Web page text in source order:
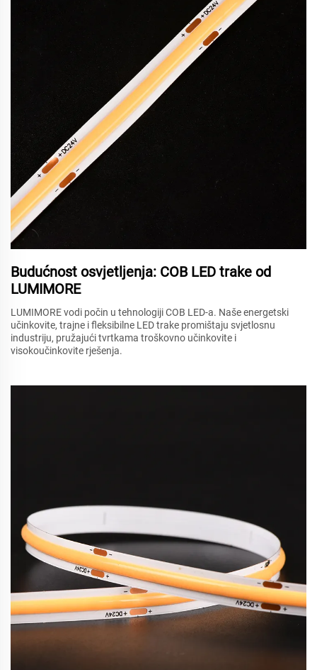
Budućnost osvjetljenja: COB LED trake od
LUMIMORE
LUMIMORE vodi počin u tehnologiji COB LED-a. Naše energetski
učinkovite, trajne i fleksibilne LED trake promištaju svjetlosnu
industriju, pružajući tvrtkama troškovno učinkovite i
visokoučinkovite rješenja.